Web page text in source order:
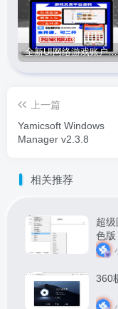
全新UI网络游戏账户交易平台系统 全开源版本
上一篇
Yamicsoft Windows
Manager v2.3.8
相关推荐
超
色版
360